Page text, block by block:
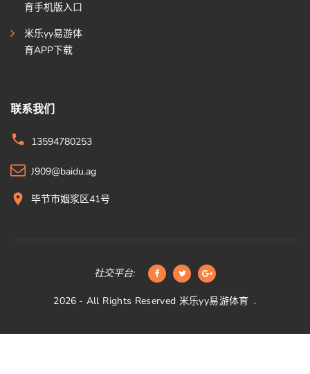
育手机版入口
米乐yy易游体
育APP下载
联系我们
13594780253
J909@baidu.ag
毕节市姻浆区41号
社交平台:
2026 - All Rights Reserved 米乐yy易游体育 .